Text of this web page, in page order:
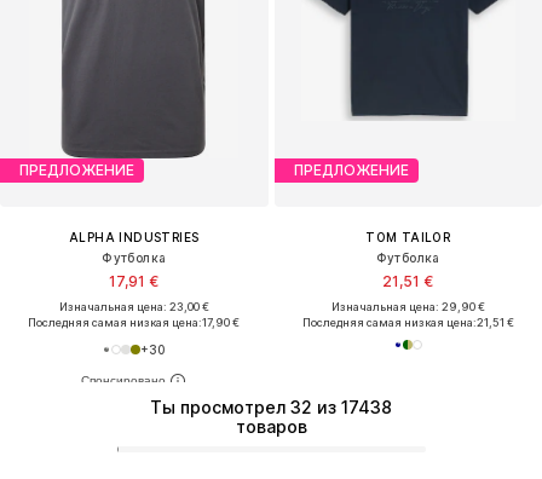
ПРЕДЛОЖЕНИЕ
ALPHA INDUSTRIES
Футболка
17,91 €
Изначальная цена: 23,00 €
Последняя самая низкая цена:17,90 €
+30
ПРЕДЛОЖЕНИЕ
TOM TAILOR
Футболка
21,51 €
Изначальная цена: 29,90 €
Последняя самая низкая цена:21,51 €
Ты просмотрел 32 из 17438
товаров